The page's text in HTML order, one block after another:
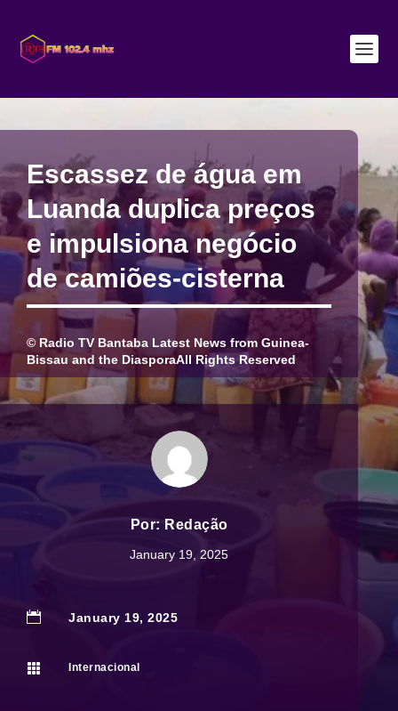
Escassez de água em
Luanda duplica preços
e impulsiona negócio
de camiões-cisterna
© Radio TV Bantaba Latest News from Guinea-
Bissau and the DiasporaAll Rights Reserved
Por: Redação
January 19, 2025
 January 19, 2025
 Internacional